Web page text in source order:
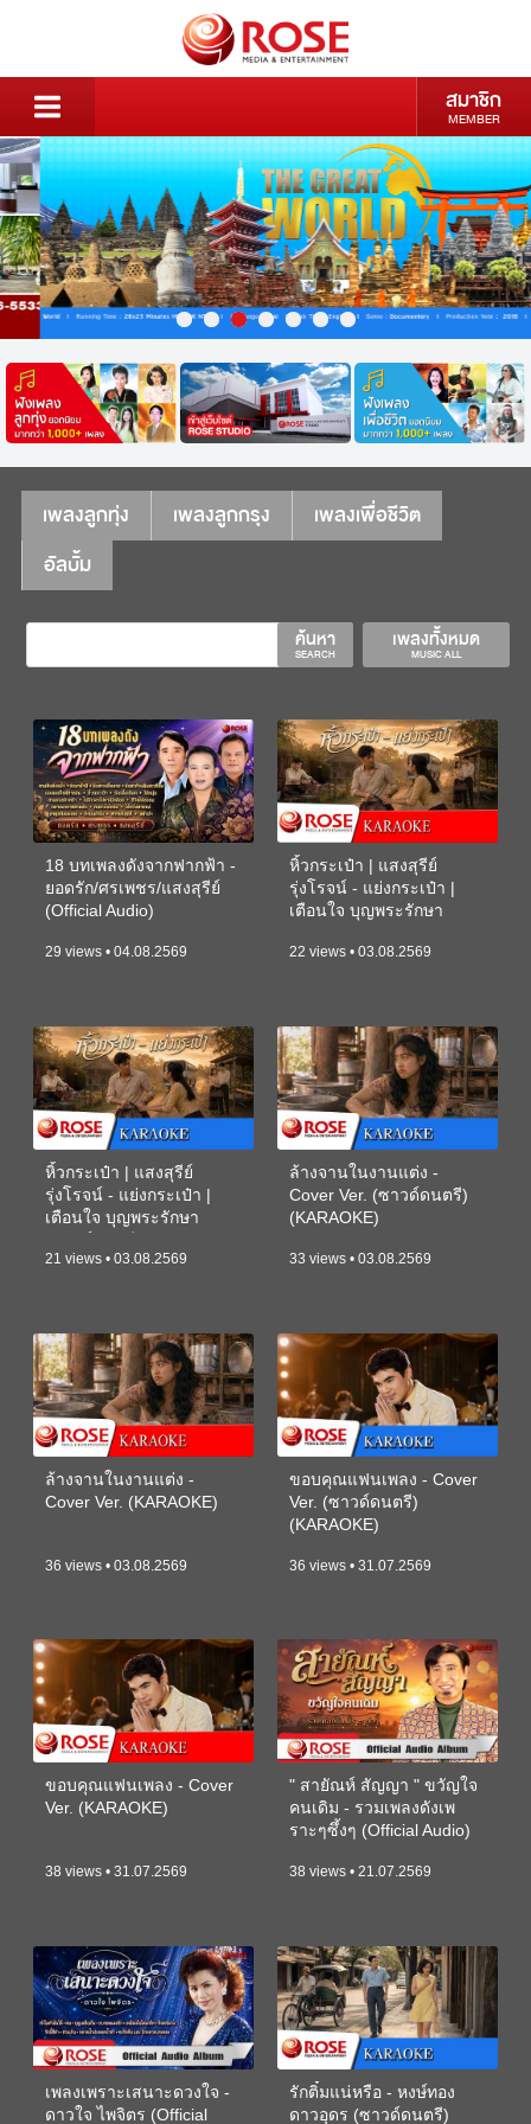
สมาชิก
MEMBER
เพลงลูกทุ่ง เพลงลูกกรุง
เพลงเพื่อชีวิต
อัลบั้ม
เพลงทั้งหมด
MUSIC ALL
ค้นหา
SEARCH
18 บทเพลงดังจากฟากฟ้า -
ยอดรัก/ศรเพชร/แสงสุรีย์
(Official Audio)
29 views • 04.08.2569
หิ้วกระเป๋า | แสงสุรีย์
รุ่งโรจน์ - แย่งกระเป๋า |
เตือนใจ บุญพระรักษา
22 views • 03.08.2569
หิ้วกระเป๋า | แสงสุรีย์
รุ่งโรจน์ - แย่งกระเป๋า |
เตือนใจ บุญพระรักษา
21 views • 03.08.2569
ล้างจานในงานแต่ง -
Cover Ver. (ซาวด์ดนตรี)
(KARAOKE)
33 views • 03.08.2569
ล้างจานในงานแต่ง -
Cover Ver. (KARAOKE)
36 views • 03.08.2569
ขอบคุณแฟนเพลง - Cover
Ver. (ซาวด์ดนตรี)
(KARAOKE)
36 views • 31.07.2569
ขอบคุณแฟนเพลง - Cover
Ver. (KARAOKE)
38 views • 31.07.2569
" สายัณห์ สัญญา " ขวัญใจ
คนเดิม - รวมเพลงดังเพ
ราะๆซึ้งๆ (Official Audio)
38 views • 21.07.2569
เพลงเพราะเสนาะดวงใจ -
ดาวใจ ไพจิตร (Official
รักติ๋มแน่หรือ - หงษ์ทอง
ดาวอุดร (ซาวด์ดนตรี)